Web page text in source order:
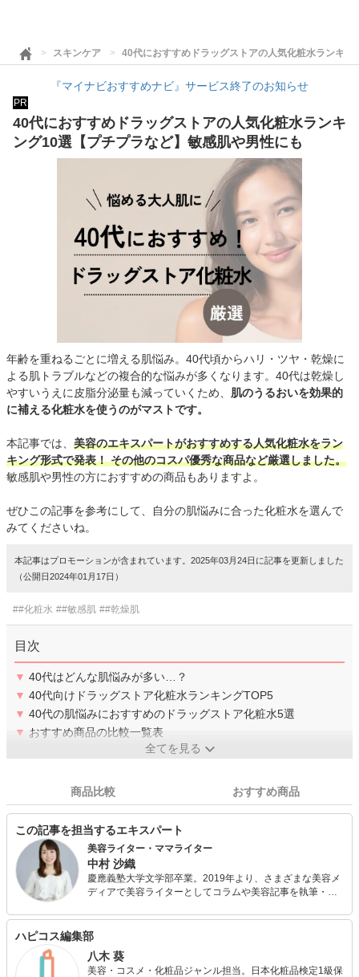
スキンケア 40代におすすめドラッグストアの人気化粧水ランキ
『マイナビおすすめナビ』サービス終了のお知らせ
PR
40代におすすめドラッグストアの人気化粧水ランキ
ング10選【プチプラなど】敏感肌や男性にも
年齢を重ねるごとに増える肌悩み。40代頃からハリ・ツヤ・乾燥に
よる肌トラブルなどの複合的な悩みが多くなります。40代は乾燥し
やすいうえに皮脂分泌量も減っていくため、 肌のうるおいを効果的
に補える化粧水を使うのがマストです。
本記事では、 美容のエキスパートがおすすめする人気化粧水をラン
キング形式で発表！ その他のコスパ優秀な商品など厳選しました。
敏感肌や男性の方におすすめの商品もありますよ。
ぜひこの記事を参考にして、自分の肌悩みに合った化粧水を選んで
みてくださいね。
本記事はプロモーションが含まれています。2025年03月24日に記事を更新しました
（公開日2024年01月17日）
##化粧水 ##敏感肌 ##乾燥肌
目次
▼ 40代はどんな肌悩みが多い…？
▼ 40代向けドラッグストア化粧水ランキングTOP5
▼ 40代の肌悩みにおすすめのドラッグストア化粧水5選
▼ おすすめ商品の比較一覧表
全てを見る
商品比較 おすすめ商品
この記事を担当するエキスパート
美容ライター・ママライター
中村 沙織
慶應義塾大学文学部卒業。2019年より、さまざまな美容メ
ディアで美容ライターとしてコラムや美容記事を執筆・連
専門家として、美容記事の監修にも携わっています。さら
に、自身で美容サイトを運営し、自身の経験をもとにした
ています。
ハピコス編集部
八木 葵
美容・コスメ・化粧品ジャンル担当。日本化粧品検定1級保